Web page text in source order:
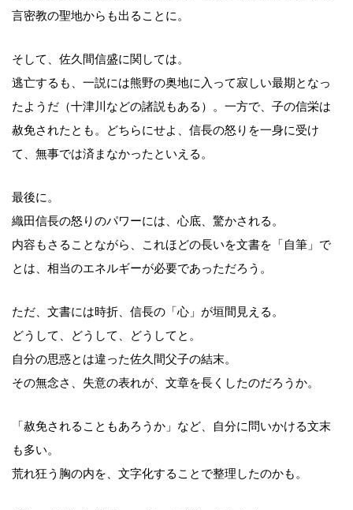
言密教の聖地からも出ることに。
そして、佐久間信盛に関しては。
逃亡するも、一説には熊野の奥地に入って寂しい最期となっ
たようだ（十津川などの諸説もある）。一方で、子の信栄は
赦免されたとも。どちらにせよ、信長の怒りを一身に受け
て、無事では済まなかったといえる。
最後に。
織田信長の怒りのパワーには、心底、驚かされる。
内容もさることながら、これほどの長いを文書を「自筆」で
とは、相当のエネルギーが必要であっただろう。
ただ、文書には時折、信長の「心」が垣間見える。
どうして、どうして、どうしてと。
自分の思惑とは違った佐久間父子の結末。
その無念さ、失意の表れが、文章を長くしたのだろうか。
「赦免されることもあろうか」など、自分に問いかける文末
も多い。
荒れ狂う胸の内を、文字化することで整理したのかも。